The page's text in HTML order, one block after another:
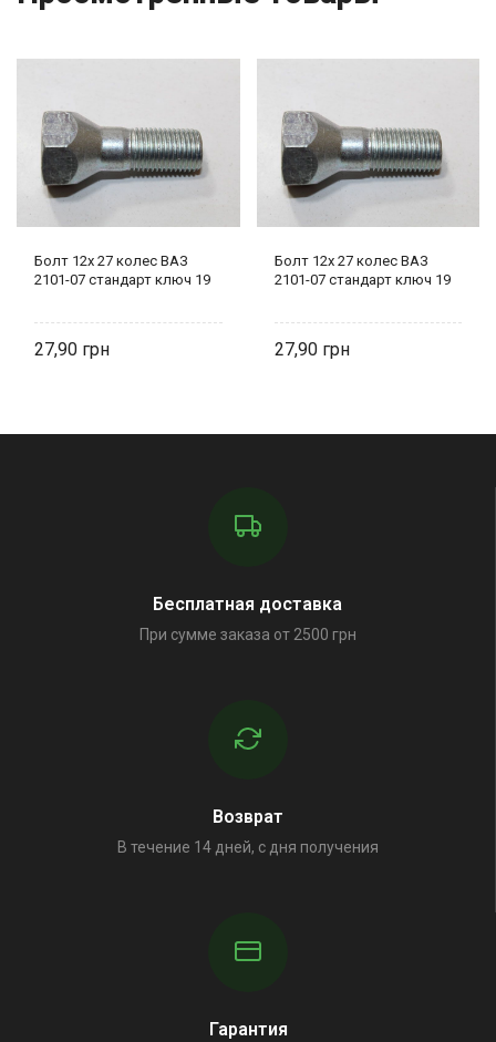
Болт 12х 27 колес ВАЗ
2101-07 стандарт ключ 19
27,90
Болт 12х 27 колес ВАЗ
2101-07 стандарт ключ 19
27,90
Бесплатная доставка
При сумме заказа от 2500 грн
Возврат
В течение 14 дней, с дня получения
Гарантия